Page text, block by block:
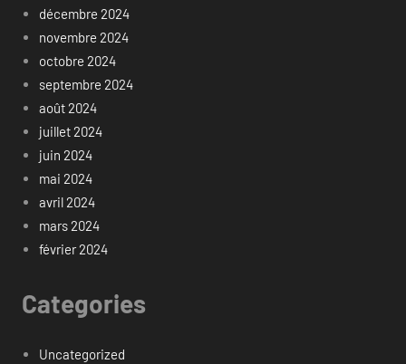
décembre 2024
novembre 2024
octobre 2024
septembre 2024
août 2024
juillet 2024
juin 2024
mai 2024
avril 2024
mars 2024
février 2024
Categories
Uncategorized